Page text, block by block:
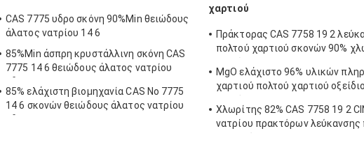
CAS 7775 υδρο σκόνη 90%Min θειώδους
άλατος νατρίου 14 6
85%Min άσπρη κρυστάλλινη σκόνη CAS
7775 14 6 θειώδους άλατος νατρίου
85% ελάχιστη βιομηχανία CAS Νο 7775
14 6 σκονών θειώδους άλατος νατρίου
χαρτιού
Πράκτορας CAS 7758 19 2
πολτού χαρτιού σκονών 90%
MgO ελάχιστο 96% υλικών
χαρτιού πολτού χαρτιού οξείδιο
Χλωρίτης 82% CAS 7758 19 2
νατρίου πρακτόρων λεύκανσης